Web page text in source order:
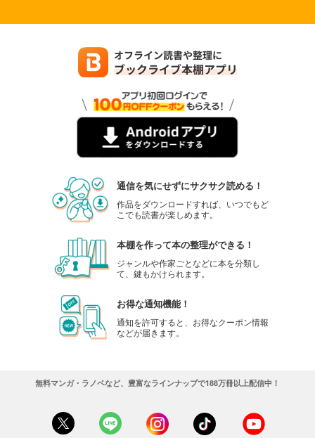
通信を気にせずにサクサク読める！
作品をダウンロードすれば、いつでもど
こでも読書が楽しめます。
本棚を作って本の整理ができる！
ジャンルや作家ごとなどに本を分類し
て、鍵もかけられます。
お得な通知機能！
通知を許可すると、お得なクーポン情報
などが届きます。
無料マンガ・ラノベなど、豊富なラインナップで188万冊以上配信中！